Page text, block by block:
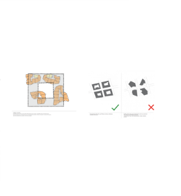
kování MPK Securo - MP
KOVÁNÍ